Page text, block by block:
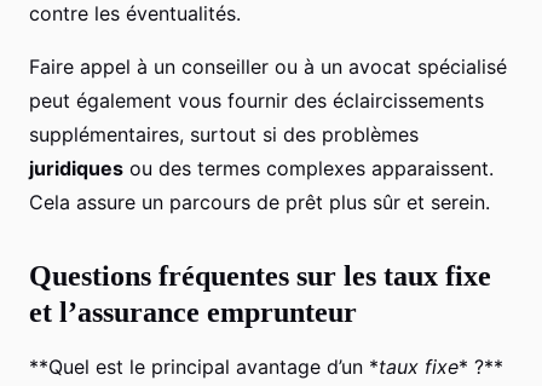
contre les éventualités.
Faire appel à un conseiller ou à un avocat spécialisé
peut également vous fournir des éclaircissements
supplémentaires, surtout si des problèmes
juridiques ou des termes complexes apparaissent.
Cela assure un parcours de prêt plus sûr et serein.
Questions fréquentes sur les taux fixe
et l’assurance emprunteur
**Quel est le principal avantage d’un *taux fixe* ?**